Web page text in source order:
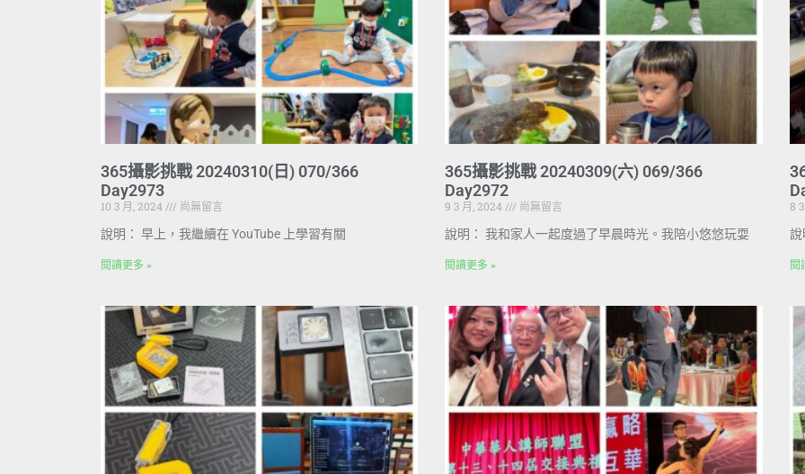
365攝影挑戰 20240310(日) 070/366
Day2973
10 3 月, 2024
尚無留言
說明： 早上，我繼續在 YouTube 上學習有關
閱讀更多 »
365攝影挑戰 20240309(六) 069/366
Day2972
9 3 月, 2024
尚無留言
說明： 我和家人一起度過了早晨時光。我陪小悠悠玩耍
閱讀更多 »
8
說
閱